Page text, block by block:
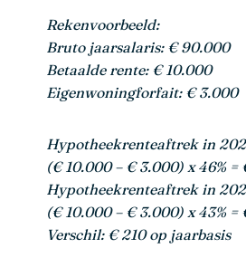
Rekenvoorbeeld:
Bruto jaarsalaris: € 90.000
Betaalde rente: € 10.000
Eigenwoningforfait: € 3.000
Hypotheekrenteaftrek in
(€ 10.000 – € 3.000) x 46% =
Hypotheekrenteaftrek in
(€ 10.000 – € 3.000) x 43% =
Verschil: € 210 op jaarbasis